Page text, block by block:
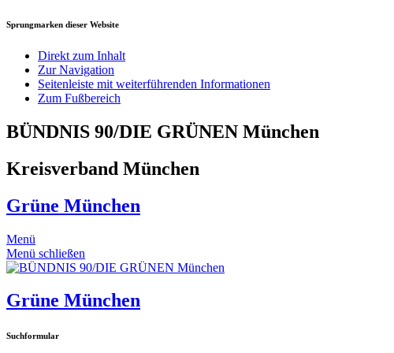
Sprungmarken dieser Website
Direkt zum Inhalt
Zur Navigation
Seitenleiste mit weiterführenden Informationen
Zum Fußbereich
BÜNDNIS 90/DIE GRÜNEN München
Kreisverband München
Grüne München
Menü
Menü schließen
Grüne München
Suchformular